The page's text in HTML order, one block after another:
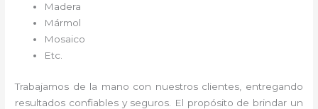
Madera
Mármol
Mosaico
Etc.
Trabajamos de la mano con nuestros clientes, entregando
resultados confiables y seguros. El propósito de brindar un